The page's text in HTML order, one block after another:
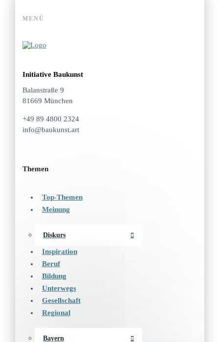
MENÜ
Initiative Baukunst
Balanstraße 9
81669 München
+49 89 4800 2324
info@baukunst.art
Themen
Top-Themen
Meinung
Diskurs
Inspiration
Beruf
Bildung
Unterwegs
Gesellschaft
Regional
Bayern